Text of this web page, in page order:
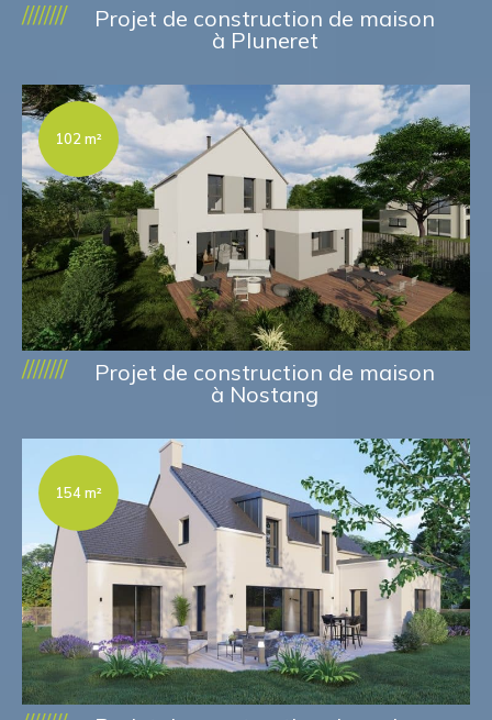
////////
Projet de construction de maison
à Pluneret
102 m²
////////
Projet de construction de maison
à Nostang
154 m²